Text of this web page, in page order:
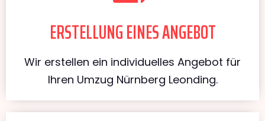
ERSTELLUNG EINES ANGEBOT
Wir erstellen ein individuelles Angebot für
Ihren Umzug Nürnberg Leonding.